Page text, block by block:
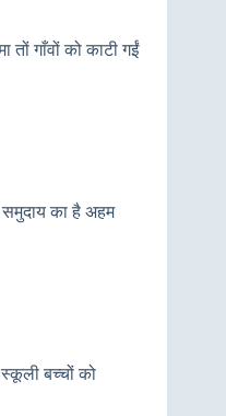
तों गाँवों को काटी गईं
समुदाय का है अहम
बच्चों को